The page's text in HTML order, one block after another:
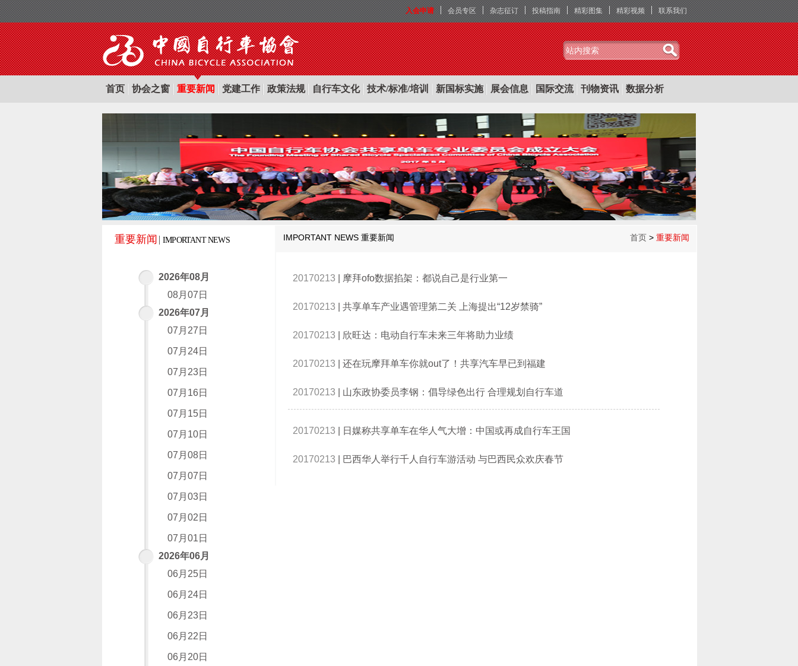
入会申请 会员专区 杂志征订 投稿指南 精彩图集 精彩视频 联系我们
首页 协会之窗 重要新闻 党建工作 政策法规 自行车文化 技术/标准/培训 新国标实施 展会信息 国际交流 刊物资讯 数据分析
重要新闻 IMPORTANT NEWS
2026年08月
08月07日
2026年07月
07月27日
07月24日
07月23日
07月16日
07月15日
07月10日
07月08日
07月07日
07月03日
07月02日
07月01日
2026年06月
06月25日
06月24日
06月23日
06月22日
06月20日
IMPORTANT NEWS 重要新闻 首页 > 重要新闻
20170213 摩拜ofo数据掐架：都说自己是行业第一
20170213 共享单车产业遇管理第二关 上海提出“12岁禁骑”
20170213 欣旺达：电动自行车未来三年将助力业绩
20170213 还在玩摩拜单车你就out了！共享汽车早已到福建
20170213 山东政协委员李钢：倡导绿色出行 合理规划自行车道
20170213 日媒称共享单车在华人气大增：中国或再成自行车王国
20170213 巴西华人举行千人自行车游活动 与巴西民众欢庆春节